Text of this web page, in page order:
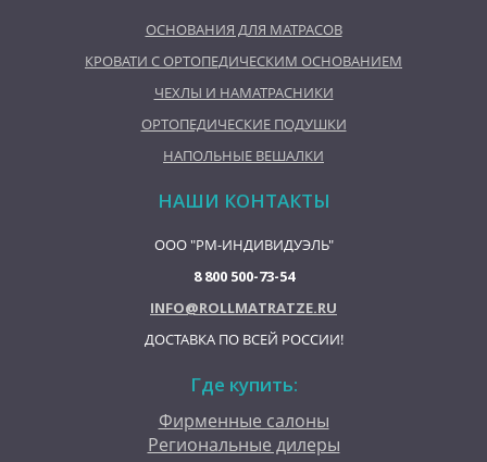
ОСНОВАНИЯ ДЛЯ МАТРАСОВ
КРОВАТИ С ОРТОПЕДИЧЕСКИМ ОСНОВАНИЕМ
ЧЕХЛЫ И НАМАТРАСНИКИ
ОРТОПЕДИЧЕСКИЕ ПОДУШКИ
НАПОЛЬНЫЕ ВЕШАЛКИ
НАШИ КОНТАКТЫ
ООО "РМ-ИНДИВИДУЭЛЬ"
8 800 500-73-54
INFO@ROLLMATRATZE.RU
ДОСТАВКА ПО ВСЕЙ РОССИИ!
Где купить:
Фирменные салоны
Региональные дилеры